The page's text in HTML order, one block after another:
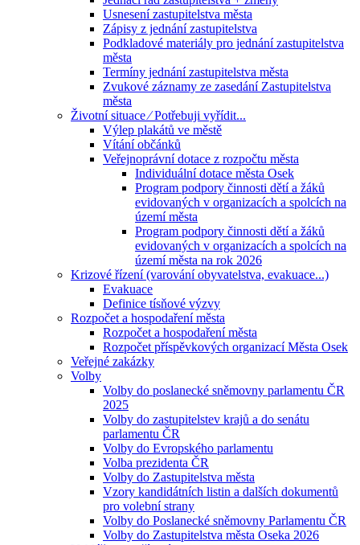
Usnesení zastupitelstva města
Zápisy z jednání zastupitelstva
Podkladové materiály pro jednání zastupitelstva
města
Termíny jednání zastupitelstva města
Zvukové záznamy ze zasedání Zastupitelstva
města
Životní situace ⁄ Potřebuji vyřídit...
Výlep plakátů ve městě
Vítání občánků
Veřejnoprávní dotace z rozpočtu města
Individuální dotace města Osek
Program podpory činnosti dětí a žáků
evidovaných v organizacích a spolcích na
území města
Program podpory činnosti dětí a žáků
evidovaných v organizacích a spolcích na
území města na rok 2026
Krizové řízení (varování obyvatelstva, evakuace...)
Evakuace
Definice tísňové výzvy
Rozpočet a hospodaření města
Rozpočet a hospodaření města
Rozpočet příspěvkových organizací Města Osek
Veřejné zakázky
Volby
Volby do poslanecké sněmovny parlamentu ČR
2025
Volby do zastupitelstev krajů a do senátu
parlamentu ČR
Volby do Evropského parlamentu
Volba prezidenta ČR
Volby do Zastupitelstva města
Vzory kandidátních listin a dalších dokumentů
pro volební strany
Volby do Poslanecké sněmovny Parlamentu ČR
Volby do Zastupitelstva města Oseka 2026